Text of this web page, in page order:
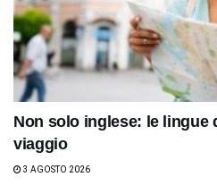
Non solo inglese: le lingue
viaggio
3 AGOSTO 2026